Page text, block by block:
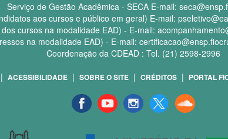
Serviço de Gestão Acadêmica - SECA E-mail:
aos cursos e público em geral) E-mail:
cursos na modalidade EAD) - E-mail:
na modalidade EAD) - E-mail:
Coordenação da CDEAD : Tel. (21) 2598-2996
| ACESSIBILIDADE | SOBRE O SITE | CRÉDITOS | PORTAL
FacebookyoutubeinstagranTwitterSound
cloud